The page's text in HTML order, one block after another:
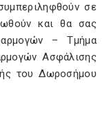
σε
και θα σας
– Τμήμα
Ασφάλισης
του Δωροσήμου